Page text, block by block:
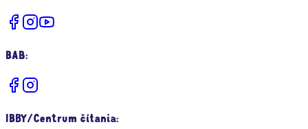
BAB:
IBBY/Centrum čítania: